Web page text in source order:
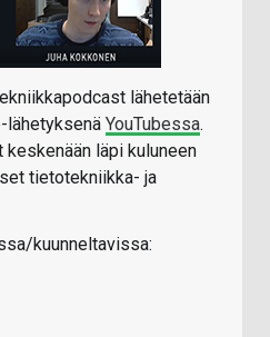
lähetetään
lähetyksenä YouTubessa.
keskenään läpi kuluneen
tietotekniikka- ja
kuunneltavissa: